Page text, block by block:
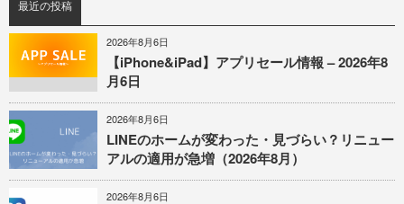
最近の投稿
2026年8月6日
【iPhone&iPad】アプリセール情報 – 2026年8
月6日
2026年8月6日
LINEのホームが変わった・見づらい？リニュー
アルの適用が急増（2026年8月）
2026年8月6日